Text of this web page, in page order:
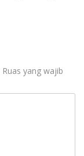
Ruas yang wajib